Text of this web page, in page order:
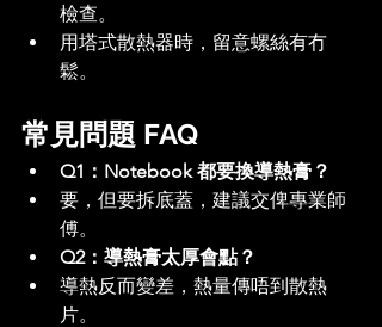
檢查。
用塔式散熱器時，留意螺絲有冇
鬆。
常見問題 FAQ
Q1：Notebook 都要換導熱膏？
要，但要拆底蓋，建議交俾專業師
傅。
Q2：導熱膏太厚會點？
導熱反而變差，熱量傳唔到散熱
片。